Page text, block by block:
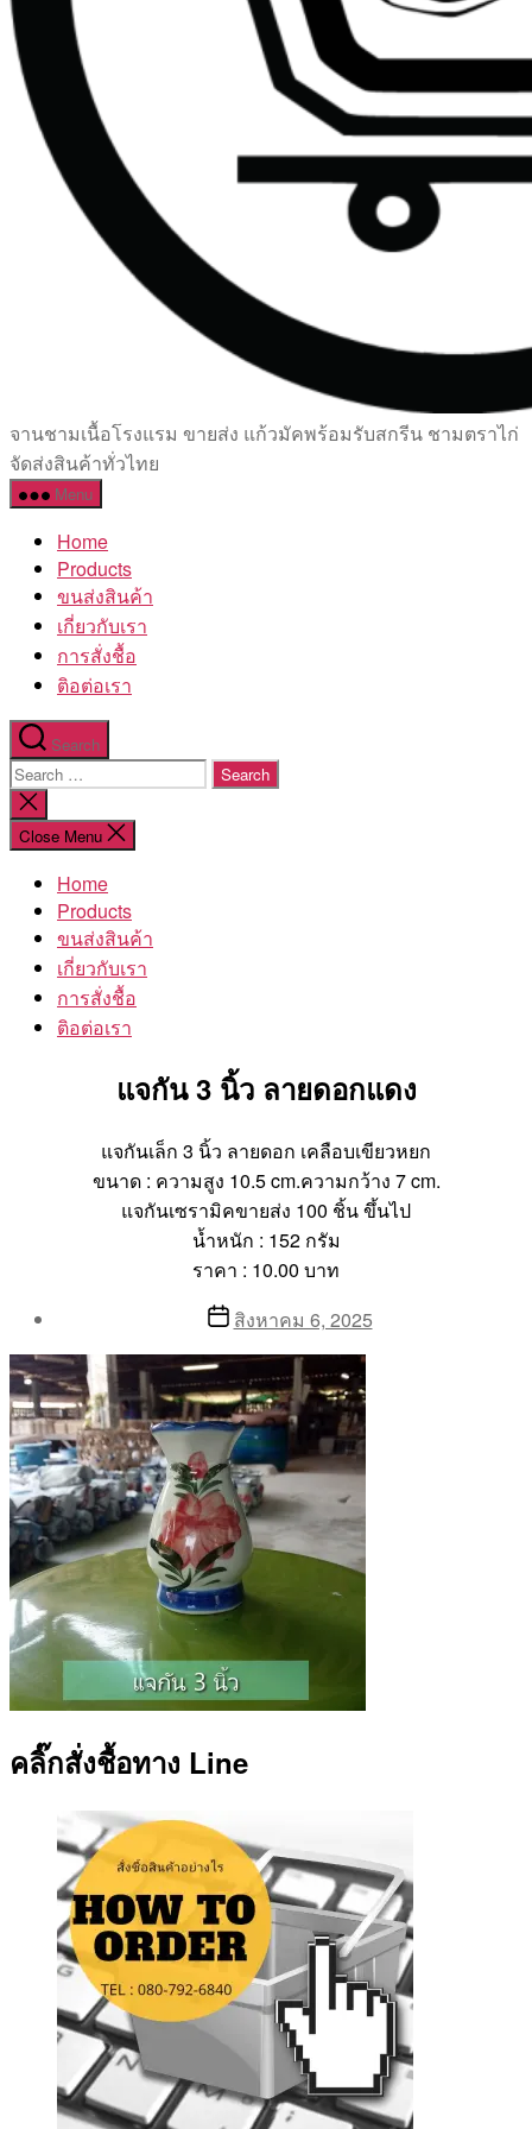
เซรามิค
ครบ
ครัน
โรงงาน
จานชามเนื้อโรงแรม ขายส่ง แก้วมัคพร้อมรับสกรีน ชามตราไก่
จัดส่งสินค้าทั่วไทย
Menu
Home
Products
ขนส่งสินค้า
เกี่ยวกับเรา
การสั่งชื้อ
ติอต่อเรา
Search
Search
for:
Close
search
Close Menu
Home
Products
ขนส่งสินค้า
เกี่ยวกับเรา
การสั่งชื้อ
ติอต่อเรา
แจกัน 3 นิ้ว ลายดอกแดง
แจกันเล็ก 3 นิ้ว ลายดอก เคลือบเขียวหยก
ขนาด : ความสูง 10.5 cm.ความกว้าง 7 cm.
แจกันเซรามิคขายส่ง 100 ชิ้น ขึ้นไป
น้ำหนัก : 152 กรัม
ราคา : 10.00 บาท
By
Aea
Postสิงหาคม 6, 2025
คลิ๊กสั่งชื้อทาง Line